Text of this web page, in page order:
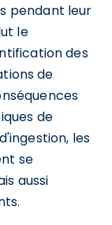
pendant leur
le
des
de
de
les
se
aussi